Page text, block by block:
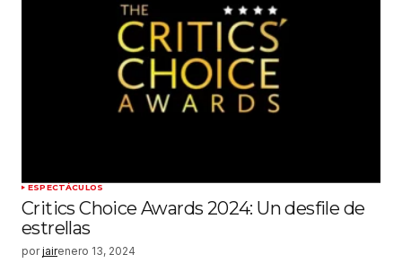
ESPECTÁCULOS
Critics Choice Awards 2024: Un desfile de
estrellas
por jairenero 13, 2024